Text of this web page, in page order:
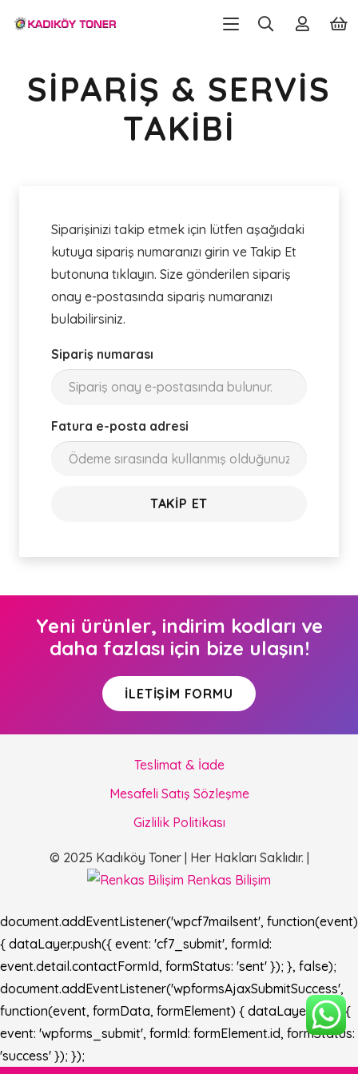
SIPARIŞ & SERVIS
TAKIBI
Siparişinizi takip etmek için lütfen aşağıdaki
kutuya sipariş numaranızı girin ve Takip Et
butonuna tıklayın. Size gönderilen sipariş
onay e-postasında sipariş numaranızı
bulabilirsiniz.
Sipariş numarası
Fatura e-posta adresi
TAKIP ET
Yeni ürünler, indirim kodları ve
daha fazlası için bize ulaşın!
İLETIŞIM FORMU
Teslimat & İade
Mesafeli Satış Sözleşme
Gizlilik Politikası
© 2025 Kadıköy Toner | Her Hakları Saklıdır. |
Renkas Bilişim
document.addEventListener('wpcf7mailsent', function(event)
{ dataLayer.push({ event: 'cf7_submit', formId:
event.detail.contactFormId, formStatus: 'sent' }); }, false);
document.addEventListener('wpformsAjaxSubmitSuccess',
function(event, formData, formElement) { dataLayer.push({
event: 'wpforms_submit', formId: formElement.id, formStatus:
'success' }); });